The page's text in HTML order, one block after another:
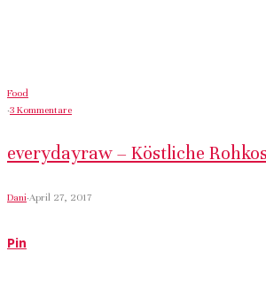
Food
·3 Kommentare
everydayraw – Köstliche
Dani·April 27, 2017
Pin